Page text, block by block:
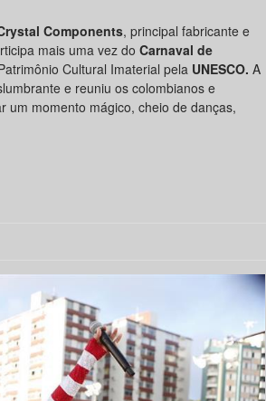
Components, principal fabricante e
mais uma vez do Carnaval de
Cultural Imaterial pela UNESCO. A
e reuniu os colombianos e
um momento mágico, cheio de danças,